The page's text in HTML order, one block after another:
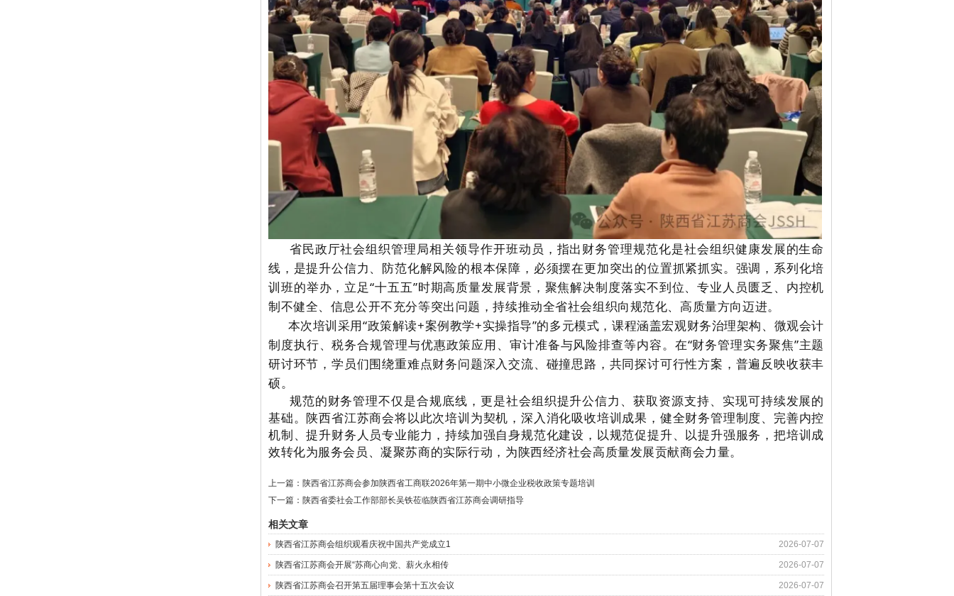
省民政厅社会组织管理局相关领导作开班动员，指出财务管理规范化是社会组织健康发展的生命
线，是提升公信力、防范化解风险的根本保障，必须摆在更加突出的位置抓紧抓实。 强调，系列化培
训班的举办，立足“十五五”时期高质量发展背景，聚焦解决制度落实不到位、专业人员匮乏、内控机
制不健全、信息公开不充分等突出问题，持续推动全省社会组织向规范化、高质量方向迈进。
本次培训采用“政策解读+案例教学+实操指导”的多元模式，课程涵盖宏观财务治理架构、微观会计
制度执行、税务合规管理与优惠政策应用、审计准备与风险排查等内容。 在“财务管理实务聚焦”主题
研讨环节，学员们围绕重难点财务问题深入交流、碰撞思路，共同探讨可行性方案，普遍反映收获丰
硕。
规范的财务管理不仅是合规底线，更是社会组织提升公信力、获取资源支持、实现可持续发展的
基础。陕西省江苏商会将以此次培训为契机，深入消化吸收培训成果，健全财务管理制度、完善内控
机制、提升财务人员专业能力，持续加强自身规范化建设，以规范促提升、以提升强服务，把培训成
效转化为服务会员、凝聚苏商的实际行动，为陕西经济社会高质量发展贡献商会力量。
上一篇： 陕西省江苏商会参加陕西省工商联2026年第一期中小微企业税收政策专题培训
下一篇： 陕西省委社会工作部部长吴铁莅临陕西省江苏商会调研指导
相关文章
2026-07-07
陕西省江苏商会组织观看庆祝中国共产党成立1
2026-07-07
陕西省江苏商会开展“苏商心向党、薪火永相传
2026-07-07
陕西省江苏商会召开第五届理事会第十五次会议